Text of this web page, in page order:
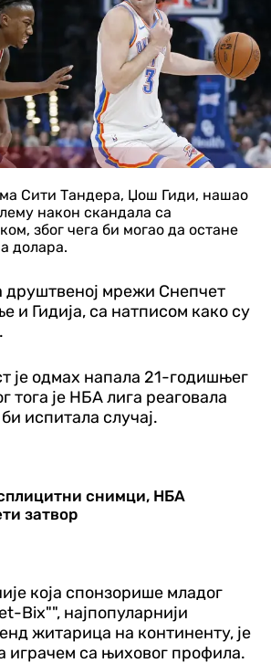
Сити Тандера, Џош Гиди, нашао
након скандала са
због чега би могао да остане
долара.
друштвеној мрежи Снепчет
и Гидија, са натписом како су
је одмах напала 21-годишњег
тога је НБА лига реаговала
испитала случај.
снимци, НБА
затвор
која спонзорише младог
Bix"", најпопуларнији
житарица на континенту, је
играчем са њиховог профила.